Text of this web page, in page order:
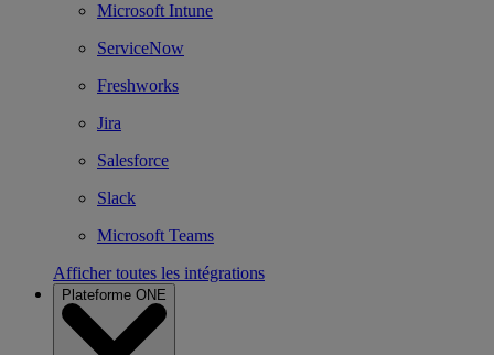
Microsoft Intune
ServiceNow
Freshworks
Jira
Salesforce
Slack
Microsoft Teams
Afficher toutes les intégrations
Plateforme ONE